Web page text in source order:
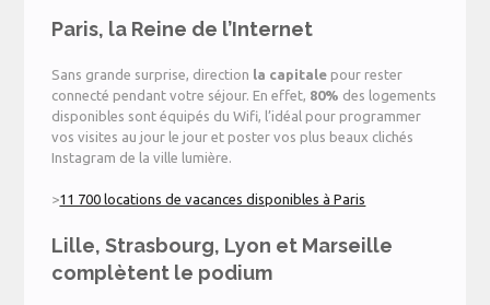
Paris, la Reine de l’Internet
Sans grande surprise, direction la capitale pour rester
connecté pendant votre séjour. En effet, 80% des logements
disponibles sont équipés du Wifi, l’idéal pour programmer
vos visites au jour le jour et poster vos plus beaux clichés
Instagram de la ville lumière.
>11 700 locations de vacances disponibles à Paris
Lille, Strasbourg, Lyon et Marseille
complètent le podium